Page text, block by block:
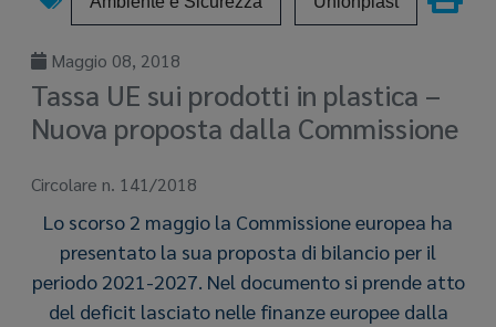
Maggio 08, 2018
Tassa UE sui prodotti in plastica –
Nuova proposta dalla Commissione
Circolare n. 141/2018
Lo scorso 2 maggio la Commissione europea ha
presentato la sua proposta di bilancio per il
periodo 2021-2027. Nel documento si prende atto
del deficit lasciato nelle finanze europee dalla